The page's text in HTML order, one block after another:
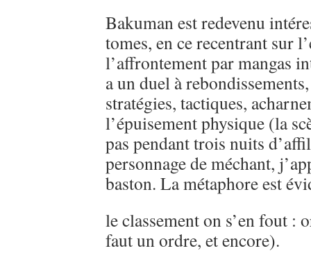
Bakuman est redevenu
tomes, en ce recentrant sur
l’affrontement par mangas
a un duel à
stratégies, tactiques,
l’épuisement physique (la
pas pendant trois nuits
personnage de méchant,
baston. La métaphore est
le classement on s’en fout :
faut un ordre, et encore).